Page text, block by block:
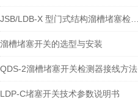
溜槽堵塞开关的选型与安装
QDS-2溜槽堵塞开关检测器接线方法
LDP-C堵塞开关技术参数说明书